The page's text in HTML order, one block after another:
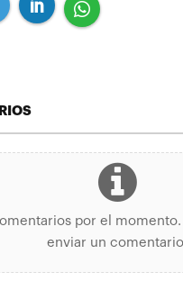
por el
enviar un